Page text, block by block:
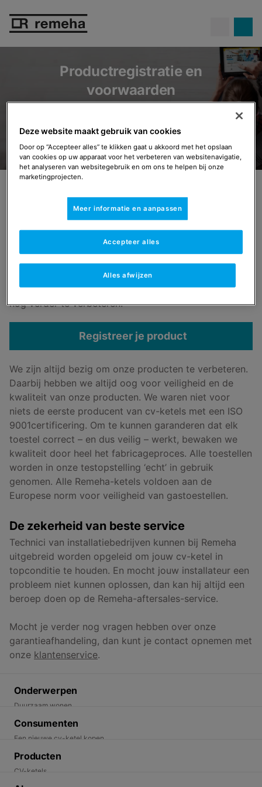
besparen met een hybride
warmtepomp.
Meer info
Productregistratie en
voorwaarden
Productregistratie en voorwaarden
De hoogste standaard is
onze norm
Je installatie registreren voor perfecte nazorg.
Dit stelt ons in staat om service na verkoop nog
sneller af te handelen, alsook onze kwaliteitsbewaking
nog verder te verbeteren.
Registreer je product
We zijn altijd bezig om onze producten te verbeteren.
Daarbij hebben we altijd oog voor veiligheid en de
kwaliteit van onze producten. We waren niet voor
niets de eerste producent van cv-ketels met een ISO
9001certificering. Om te kunnen garanderen dat elk
toestel correct – en dus veilig – werkt, bewaken we
kwaliteit door heel het fabricageproces. Alle toestellen
worden in onze testopstelling ‘echt’ in gebruik
genomen. Alle Remeha-ketels voldoen aan de
Europese norm voor veiligheid van gastoestellen.
De zekerheid van beste service
Technici van installatiebedrijven kunnen bij Remeha
uitgebreid worden opgeleid om jouw cv-ketel in
topconditie te houden. En mocht jouw installateur een
probleem niet kunnen oplossen, dan kan hij altijd een
beroep doen op de Remeha-aftersales-service.
Mocht je verder nog vragen hebben over onze
garantieafhandeling, dan kunt je contact opnemen met
onze klantenservice.
Onderwerpen
Duurzaam wonen
Energietransitie
Duurzame oplossingen
Consumenten
Een nieuwe cv-ketel kopen
Een warmtepomp kopen. Wat moet je weten.
Ik wil duurzaam wonen
Producten
CV-ketels
Elektrische warmtepompen
Deze website maakt gebruik van cookies
Door op “Accepteer alles” te klikken gaat u akkoord met het opslaan
van cookies op uw apparaat voor het verbeteren van websitenavigatie,
het analyseren van websitegebruik en om ons te helpen bij onze
marketingprojecten.
Meer informatie en aanpassen
Alles afwijzen
Accepteer alles